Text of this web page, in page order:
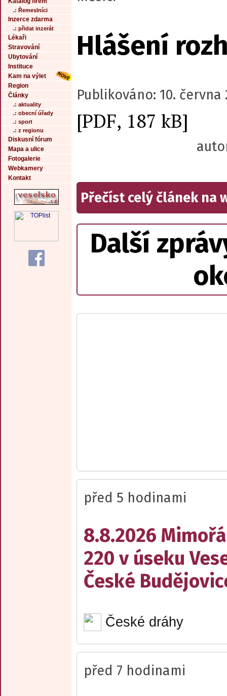
.: Řemeslníci
Inzerce zdarma
.: přidat inzerát
Lékaři
Stravování
Ubytování
Instituce
Kam na výlet
Region
Články
.: aktuality
.: obecní úřady
.: sport
.: z regionu
Diskusní fórum
Mapa a ulice
Fotogalerie
Webkamery
Kontakt
Hlášení
Publikováno: 10. června
[PDF, 187 kB]
Přečíst celý článek na
Další
před 5 hodinami
8.8.2026
220 v úseku
České
České dráhy
před 7 hodinami